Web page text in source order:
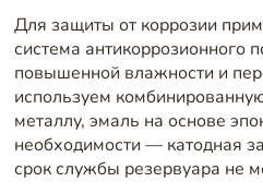
Для защиты от коррозии
система антикоррозионного
повышенной влажности и
используем
металлу, эмаль на основе
необходимости — катодная
срок службы резервуара не